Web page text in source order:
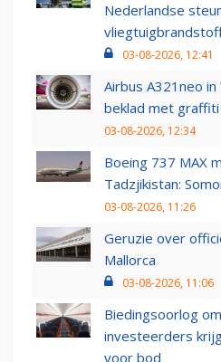
Nederlandse
03-08-2026, 12:41
Airbus A321neo
beklad met graffiti
03-08-2026, 12:34
Boeing 737 MAX
Tadzjikistan:
03-08-2026, 11:26
Geruzie over
Mallorca
03-08-2026, 11:06
Biedingsoorlog
investeerders
voor bod